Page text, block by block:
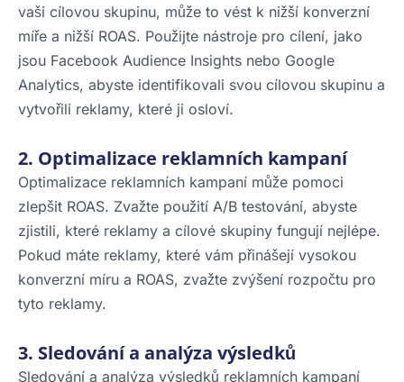
vaši cílovou skupinu, může to vést k nižší konverzní
míře a nižší ROAS. Použijte nástroje pro cílení, jako
jsou Facebook Audience Insights nebo Google
Analytics, abyste identifikovali svou cílovou skupinu a
vytvořili reklamy, které ji osloví.
2. Optimalizace reklamních kampaní
Optimalizace reklamních kampaní může pomoci
zlepšit ROAS. Zvažte použití A/B testování, abyste
zjistili, které reklamy a cílové skupiny fungují nejlépe.
Pokud máte reklamy, které vám přinášejí vysokou
konverzní míru a ROAS, zvažte zvýšení rozpočtu pro
tyto reklamy.
3. Sledování a analýza výsledků
Sledování a analýza výsledků reklamních kampaní